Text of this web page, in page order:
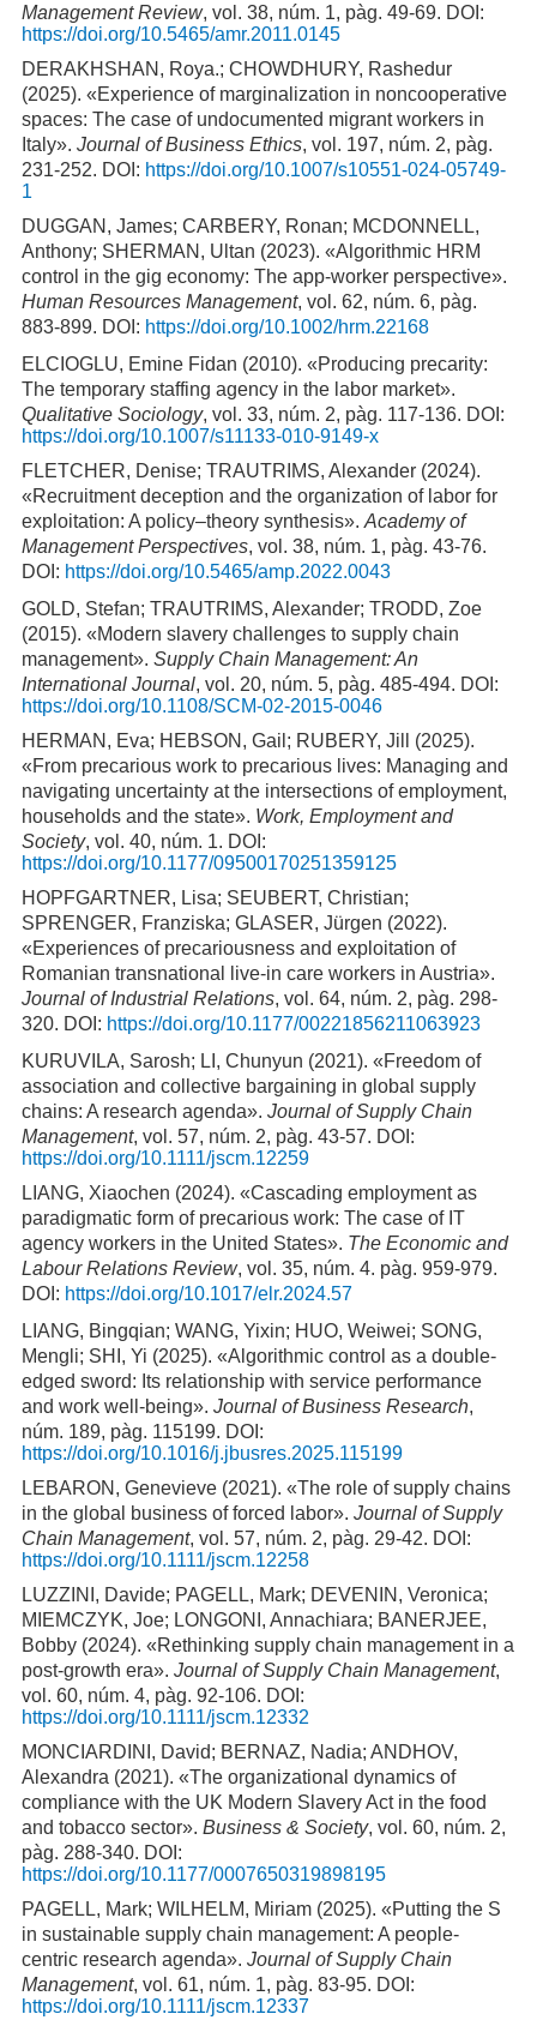
Management Review, vol. 38, núm. 1, pàg. 49-69. DOI:
https://doi.org/10.5465/amr.2011.0145
DERAKHSHAN, Roya.; CHOWDHURY, Rashedur
(2025). «Experience of marginalization in noncooperative
spaces: The case of undocumented migrant workers in
Italy». Journal of Business Ethics, vol. 197, núm. 2, pàg.
231-252. DOI: https://doi.org/10.1007/s10551-024-05749-
1
DUGGAN, James; CARBERY, Ronan; MCDONNELL,
Anthony; SHERMAN, Ultan (2023). «Algorithmic HRM
control in the gig economy: The app-worker perspective».
Human Resources Management, vol. 62, núm. 6, pàg.
883-899. DOI: https://doi.org/10.1002/hrm.22168
ELCIOGLU, Emine Fidan (2010). «Producing precarity:
The temporary staffing agency in the labor market».
Qualitative Sociology, vol. 33, núm. 2, pàg. 117-136. DOI:
https://doi.org/10.1007/s11133-010-9149-x
FLETCHER, Denise; TRAUTRIMS, Alexander (2024).
«Recruitment deception and the organization of labor for
exploitation: A policy–theory synthesis». Academy of
Management Perspectives, vol. 38, núm. 1, pàg. 43-76.
DOI: https://doi.org/10.5465/amp.2022.0043
GOLD, Stefan; TRAUTRIMS, Alexander; TRODD, Zoe
(2015). «Modern slavery challenges to supply chain
management». Supply Chain Management: An
International Journal, vol. 20, núm. 5, pàg. 485-494. DOI:
https://doi.org/10.1108/SCM-02-2015-0046
HERMAN, Eva; HEBSON, Gail; RUBERY, Jill (2025).
«From precarious work to precarious lives: Managing and
navigating uncertainty at the intersections of employment,
households and the state». Work, Employment and
Society, vol. 40, núm. 1. DOI:
https://doi.org/10.1177/09500170251359125
HOPFGARTNER, Lisa; SEUBERT, Christian;
SPRENGER, Franziska; GLASER, Jürgen (2022).
«Experiences of precariousness and exploitation of
Romanian transnational live-in care workers in Austria».
Journal of Industrial Relations, vol. 64, núm. 2, pàg. 298-
320. DOI: https://doi.org/10.1177/00221856211063923
KURUVILA, Sarosh; LI, Chunyun (2021). «Freedom of
association and collective bargaining in global supply
chains: A research agenda». Journal of Supply Chain
Management, vol. 57, núm. 2, pàg. 43-57. DOI:
https://doi.org/10.1111/jscm.12259
LIANG, Xiaochen (2024). «Cascading employment as
paradigmatic form of precarious work: The case of IT
agency workers in the United States». The Economic and
Labour Relations Review, vol. 35, núm. 4. pàg. 959-979.
DOI: https://doi.org/10.1017/elr.2024.57
LIANG, Bingqian; WANG, Yixin; HUO, Weiwei; SONG,
Mengli; SHI, Yi (2025). «Algorithmic control as a double-
edged sword: Its relationship with service performance
and work well-being». Journal of Business Research,
núm. 189, pàg. 115199. DOI:
https://doi.org/10.1016/j.jbusres.2025.115199
LEBARON, Genevieve (2021). «The role of supply chains
in the global business of forced labor». Journal of Supply
Chain Management, vol. 57, núm. 2, pàg. 29-42. DOI:
https://doi.org/10.1111/jscm.12258
LUZZINI, Davide; PAGELL, Mark; DEVENIN, Veronica;
MIEMCZYK, Joe; LONGONI, Annachiara; BANERJEE,
Bobby (2024). «Rethinking supply chain management in a
post-growth era». Journal of Supply Chain Management,
vol. 60, núm. 4, pàg. 92-106. DOI:
https://doi.org/10.1111/jscm.12332
MONCIARDINI, David; BERNAZ, Nadia; ANDHOV,
Alexandra (2021). «The organizational dynamics of
compliance with the UK Modern Slavery Act in the food
and tobacco sector». Business & Society, vol. 60, núm. 2,
pàg. 288-340. DOI:
https://doi.org/10.1177/0007650319898195
PAGELL, Mark; WILHELM, Miriam (2025). «Putting the S
in sustainable supply chain management: A people-
centric research agenda». Journal of Supply Chain
Management, vol. 61, núm. 1, pàg. 83-95. DOI:
https://doi.org/10.1111/jscm.12337